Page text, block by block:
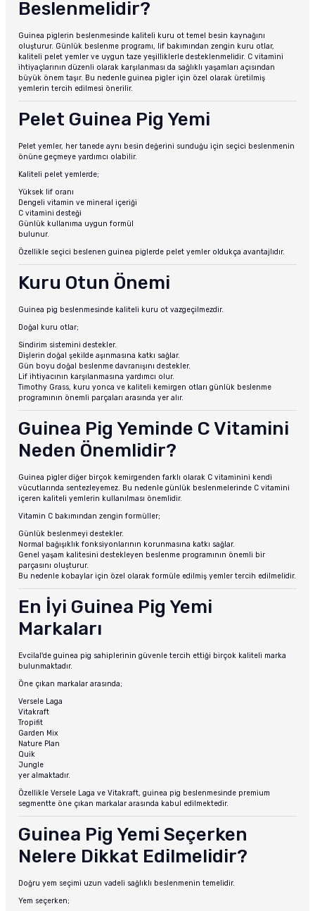
Beslenmelidir?
Guinea piglerin beslenmesinde kaliteli kuru ot temel besin kaynağını
oluşturur. Günlük beslenme programı, lif bakımından zengin kuru otlar,
kaliteli pelet yemler ve uygun taze yeşilliklerle desteklenmelidir. C vitamini
ihtiyaçlarının düzenli olarak karşılanması da sağlıklı yaşamları açısından
büyük önem taşır. Bu nedenle guinea pigler için özel olarak üretilmiş
yemlerin tercih edilmesi önerilir.
Pelet Guinea Pig Yemi
Pelet yemler, her tanede aynı besin değerini sunduğu için seçici beslenmenin
önüne geçmeye yardımcı olabilir.
Kaliteli pelet yemlerde;
Yüksek lif oranı
Dengeli vitamin ve mineral içeriği
C vitamini desteği
Günlük kullanıma uygun formül
bulunur.
Özellikle seçici beslenen guinea piglerde pelet yemler oldukça avantajlıdır.
Kuru Otun Önemi
Guinea pig beslenmesinde kaliteli kuru ot vazgeçilmezdir.
Doğal kuru otlar;
Sindirim sistemini destekler.
Dişlerin doğal şekilde aşınmasına katkı sağlar.
Gün boyu doğal beslenme davranışını destekler.
Lif ihtiyacının karşılanmasına yardımcı olur.
Timothy Grass, kuru yonca ve kaliteli kemirgen otları günlük beslenme
programının önemli parçaları arasında yer alır.
Guinea Pig Yeminde C Vitamini
Neden Önemlidir?
Guinea pigler diğer birçok kemirgenden farklı olarak C vitaminini kendi
vücutlarında sentezleyemez. Bu nedenle günlük beslenmelerinde C vitamini
içeren kaliteli yemlerin kullanılması önemlidir.
Vitamin C bakımından zengin formüller;
Günlük beslenmeyi destekler.
Normal bağışıklık fonksiyonlarının korunmasına katkı sağlar.
Genel yaşam kalitesini destekleyen beslenme programının önemli bir
parçasını oluşturur.
Bu nedenle kobaylar için özel olarak formüle edilmiş yemler tercih edilmelidir.
En İyi Guinea Pig Yemi
Markaları
Evcilal'de guinea pig sahiplerinin güvenle tercih ettiği birçok kaliteli marka
bulunmaktadır.
Öne çıkan markalar arasında;
Versele Laga
Vitakraft
Tropifit
Garden Mix
Nature Plan
Quik
Jungle
yer almaktadır.
Özellikle Versele Laga ve Vitakraft, guinea pig beslenmesinde premium
segmentte öne çıkan markalar arasında kabul edilmektedir.
Guinea Pig Yemi Seçerken
Nelere Dikkat Edilmelidir?
Doğru yem seçimi uzun vadeli sağlıklı beslenmenin temelidir.
Yem seçerken;